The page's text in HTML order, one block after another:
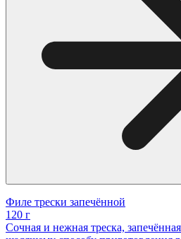
Филе трески запечённой
120 г
Сочная и нежная треска,